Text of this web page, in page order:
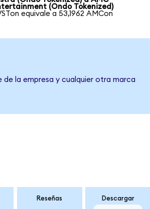
(Ondo Tokenized)
equivale a 53,1962 AMCon
la empresa y cualquier otra marca
Reseñas Descargar